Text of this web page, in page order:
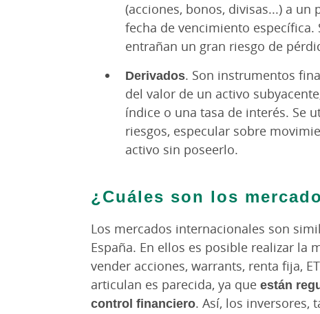
(acciones, bonos, divisas...) a
fecha de vencimiento
entrañan un gran riesgo de
Derivados. Son instrumentos
del valor de un activo
índice o una tasa de interés. Se
riesgos, especular sobre
activo sin poseerlo.
¿Cuáles son los
Los mercados internacionales son
España. En ellos es posible realizar la
vender acciones, warrants, renta fija,
articulan es parecida, ya que están
control financiero. Así, los inversores,